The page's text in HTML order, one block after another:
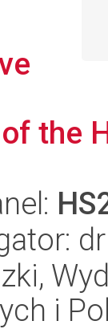
the
i